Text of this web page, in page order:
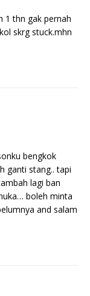
1 thn gak pernah
skrg stuck.mhn
bengkok
ganti stang.. tapi
lagi ban
boleh minta
and salam